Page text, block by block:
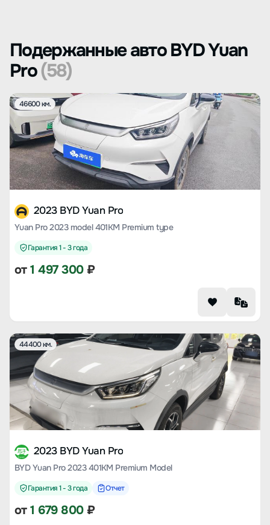
Подержанные авто BYD Yuan
Pro(58)
46600 км.
2023 BYD Yuan Pro
Yuan Pro 2023 model 401KM Premium type
Гарантия 1 - 3 года
от1 497 300₽
44400 км.
2023 BYD Yuan Pro
BYD Yuan Pro 2023 401KM Premium Model
Гарантия 1 - 3 года Отчет
от1 679 800₽